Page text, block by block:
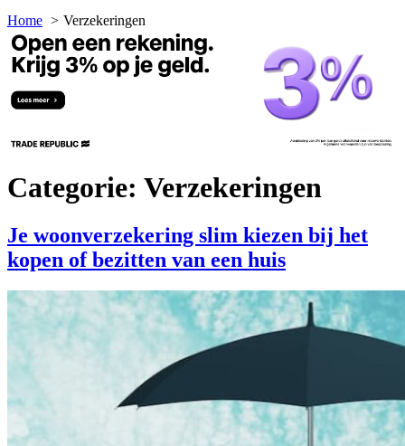
Home
Verzekeringen
Categorie: Verzekeringen
Je woonverzekering slim kiezen bij het
kopen of bezitten van een huis